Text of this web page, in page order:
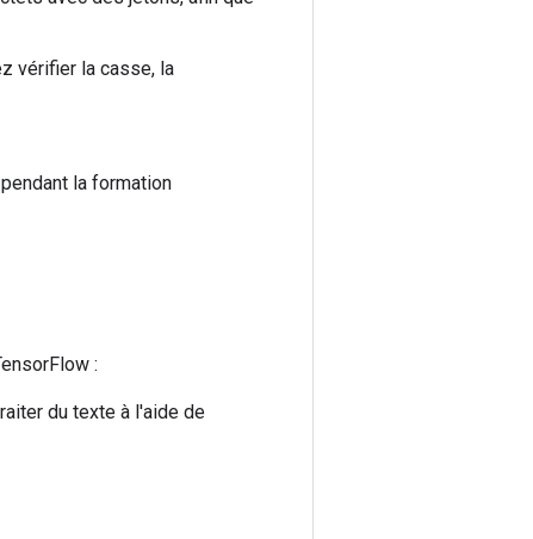
vérifier la casse, la
la formation
:
du texte à l'aide de